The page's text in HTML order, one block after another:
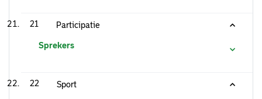
21 Participatie
Sprekers
22 Sport